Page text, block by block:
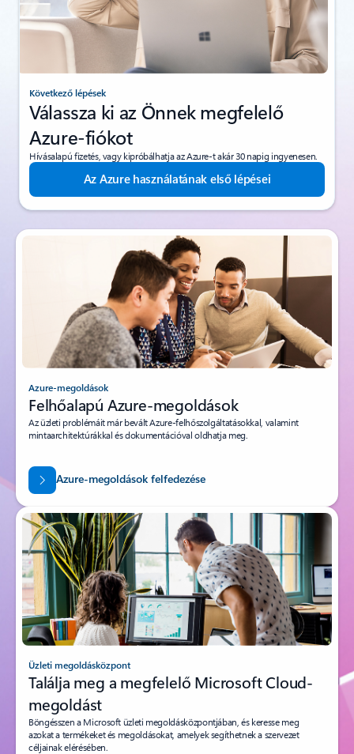
Következő lépések
Válassza ki az Önnek megfelelő
Azure-fiókot
Hívásalapú fizetés, vagy kipróbálhatja az Azure-t akár 30 napig ingyenesen.
Az Azure használatának első lépései
Azure-megoldások
Felhőalapú Azure-megoldások
Az üzleti problémáit már bevált Azure-felhőszolgáltatásokkal, valamint
mintaarchitektúrákkal és dokumentációval oldhatja meg.
Azure-megoldások felfedezése
Üzleti megoldásközpont
Találja meg a megfelelő Microsoft Cloud-
megoldást
Böngésszen a Microsoft üzleti megoldásközpontjában, és keresse meg
azokat a termékeket és megoldásokat, amelyek segíthetnek a szervezet
céljainak elérésében.